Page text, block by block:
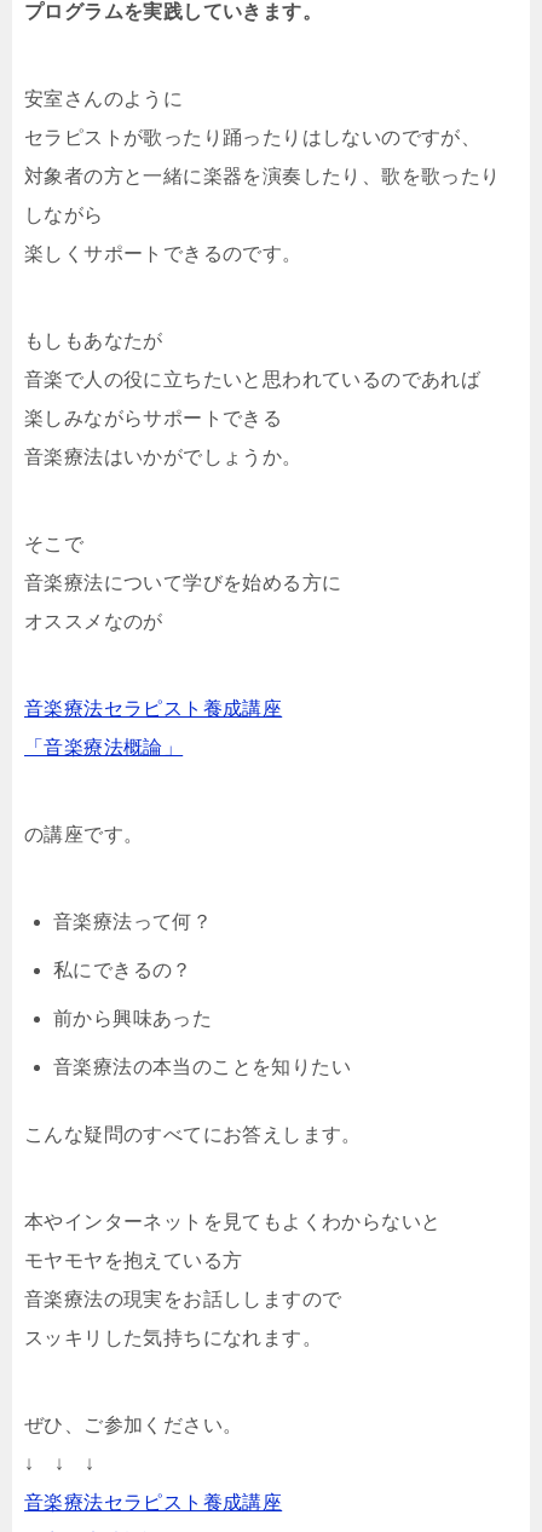
プログラムを実践していきます。
安室さんのように
セラピストが歌ったり踊ったりはしないのですが、
対象者の方と一緒に楽器を演奏したり、歌を歌ったり
しながら
楽しくサポートできるのです。
もしもあなたが
音楽で人の役に立ちたいと思われているのであれば
楽しみながらサポートできる
音楽療法はいかがでしょうか。
そこで
音楽療法について学びを始める方に
オススメなのが
音楽療法セラピスト養成講座
「音楽療法概論」
の講座です。
音楽療法って何？
私にできるの？
前から興味あった
音楽療法の本当のことを知りたい
こんな疑問のすべてにお答えします。
本やインターネットを見てもよくわからないと
モヤモヤを抱えている方
音楽療法の現実をお話ししますので
スッキリした気持ちになれます。
ぜひ、ご参加ください。
↓ ↓ ↓
音楽療法セラピスト養成講座